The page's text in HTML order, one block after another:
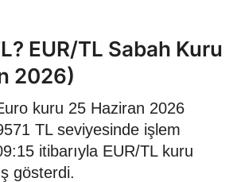
EUR/TL Sabah Kuru
2026)
kuru 25 Haziran 2026
TL seviyesinde işlem
itibarıyla EUR/TL kuru
gösterdi.